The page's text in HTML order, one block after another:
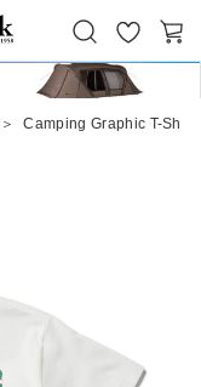
お
気
カ
＞ Camping Graphic T-Shirt